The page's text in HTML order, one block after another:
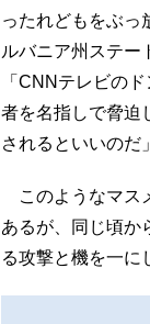
ったれどもをぶっ
ルバニア州ステー
「CNNテレビの
者を名指しで脅迫
されるといいのだ
このようなマス
あるが、同じ頃か
る攻撃と機を一に